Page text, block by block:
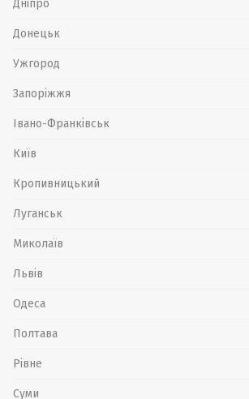
Дніпро
Донецьк
Ужгород
Запоріжжя
Івано-Франківськ
Київ
Кропивницький
Луганськ
Миколаїв
Львів
Одеса
Полтава
Рівне
Суми